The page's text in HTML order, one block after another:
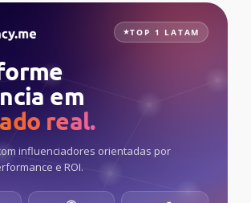
TOP 1 LATAM
em
real.
influenciadores orientadas por
e ROI.